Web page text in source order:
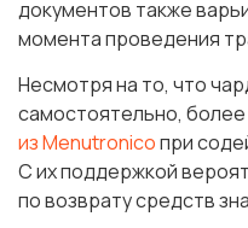
документов также
момента проведения
Несмотря на то, что
самостоятельно, более
из Menutronicoпри
С их поддержкой
по возврату средств